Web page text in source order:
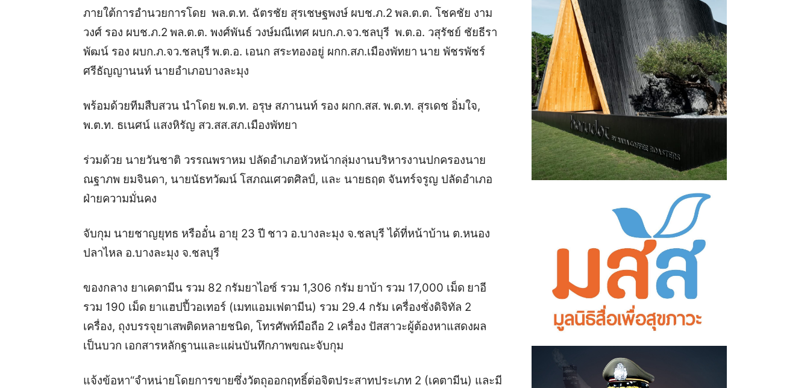
ภายใต้การอำนวยการโดย พล.ต.ท. ฉัตรชัย สุรเชษฐพงษ์ ผบช.ภ.2 พล.ต.ต. โชคชัย งาม
วงศ์ รอง ผบช.ภ.2 พล.ต.ต. พงศ์พันธ์ วงษ์มณีเทศ ผบก.ภ.จว.ชลบุรี พ.ต.อ. วสุรัชย์ ชัยธีรา
พัฒน์ รอง ผบก.ภ.จว.ชลบุรีพ.ต.อ. เอนก สระทองอยู่ ผกก.สภ.เมืองพัทยา นาย พัชรพัชร์
ศรีธัญญานนท์ นายอำเภอบางละมุง
พร้อมด้วยทีมสืบสวน นำโดย พ.ต.ท. อรุษ สภานนท์ รอง ผกก.สส. พ.ต.ท. สุรเดช อิ่มใจ,
พ.ต.ท. ธเนศน์ แสงหิรัญ สว.สส.สภ.เมืองพัทยา
ร่วมด้วย นายวันชาติ วรรณพราหม ปลัดอำเภอหัวหน้ากลุ่มงานบริหารงานปกครองนาย
ณฐาภพ ยมจินดา, นายนัธทวัฒน์ โสภณเศวตศิลป์, และ นายธฤต จันทร์จรูญ ปลัดอำเภอ
ฝ่ายความมั่นคง
จับกุม นายชาญยุทธ หรืออั๋น อายุ 23 ปี ชาว อ.บางละมุง จ.ชลบุรี ได้ที่หน้าบ้าน ต.หนอง
ปลาไหล อ.บางละมุง จ.ชลบุรี
ของกลาง ยาเคตามีน รวม 82 กรัมยาไอซ์ รวม 1,306 กรัม ยาบ้า รวม 17,000 เม็ด ยาอี
รวม 190 เม็ด ยาแฮปปี้วอเทอร์ (เมทแอมเฟตามีน) รวม 29.4 กรัม เครื่องชั่งดิจิทัล 2
เครื่อง, ถุงบรรจุยาเสพติดหลายชนิด, โทรศัพท์มือถือ 2 เครื่อง ปัสสาวะผู้ต้องหาแสดงผล
เป็นบวก เอกสารหลักฐานและแผ่นบันทึกภาพขณะจับกุม
แจ้งข้อหา“จำหน่ายโดยการขายซึ่งวัตถุออกฤทธิ์ต่อจิตประสาทประเภท 2 (เคตามีน) และมี